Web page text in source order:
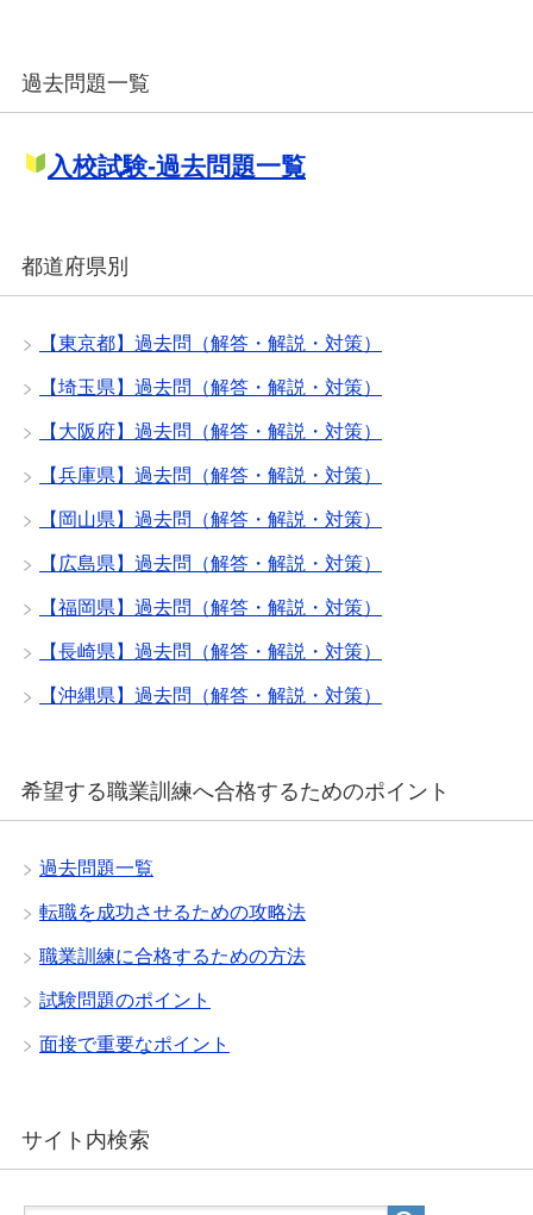
過去問題一覧
入校試験-過去問題一覧
都道府県別
【東京都】過去問（解答・解説・対策）
【埼玉県】過去問（解答・解説・対策）
【大阪府】過去問（解答・解説・対策）
【兵庫県】過去問（解答・解説・対策）
【岡山県】過去問（解答・解説・対策）
【広島県】過去問（解答・解説・対策）
【福岡県】過去問（解答・解説・対策）
【長崎県】過去問（解答・解説・対策）
【沖縄県】過去問（解答・解説・対策）
希望する職業訓練へ合格するためのポイント
過去問題一覧
転職を成功させるための攻略法
職業訓練に合格するための方法
試験問題のポイント
面接で重要なポイント
サイト内検索